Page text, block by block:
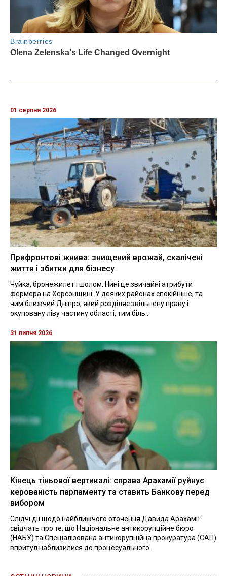
01 серпня 2026
Прифронтові жнива: знищений врожай, скалічені
життя і збитки для бізнесу
Чуйка, бронежилет і шолом. Нині це звичайні атрибути
фермера на Херсонщині. У деяких районах спокійніше, та
чим ближчий Дніпро, який розділяє звільнену праву і
окуповану ліву частину області, тим біль...
31 липня 2026
Кінець тіньової вертикалі: справа Арахамії руйнує
керованість парламенту та ставить Банкову перед
вибором
Слідчі дії щодо найближчого оточення Давида Арахамії
свідчать про те, що Національне антикорупційне бюро
(НАБУ) та Спеціалізована антикорупційна прокуратура (САП)
впритул наблизилися до процесуального...